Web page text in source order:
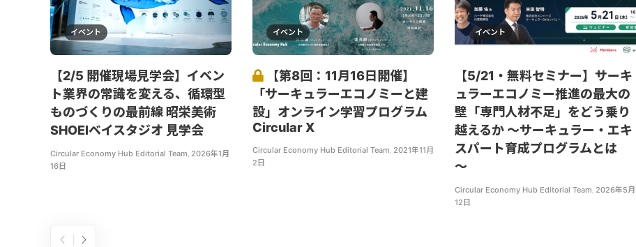
イベント
【2/5 開催現場見学会】イベン
ト業界の常識を変える、循環型
ものづくりの最前線 昭栄美術
SHOEIベイスタジオ 見学会
Circular Economy Hub Editorial Team, 2026年1月
16日
イベント
【第8回：11月16日開催】
「サーキュラーエコノミーと建
設」オンライン学習プログラム
Circular X
Circular Economy Hub Editorial Team, 2021年11月
2日
イベント
【5/21・無料セミナー】サーキ
ュラーエコノミー推進の最大の
壁「専門人材不足」をどう乗り
越えるか ～サーキュラー・エキ
スパート育成プログラムとは
～
Circular Economy Hub Editorial Team, 2026年5月
12日